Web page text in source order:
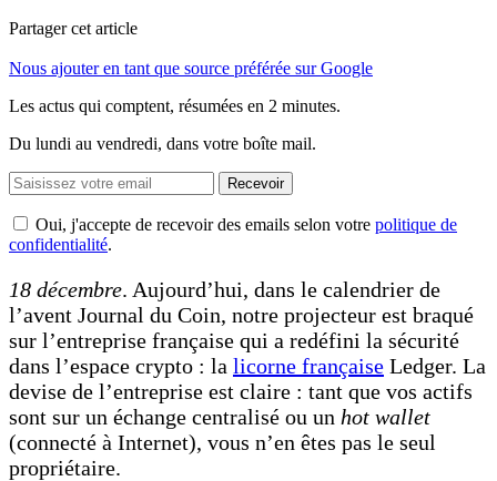
Partager cet article
Nous ajouter en tant que source préférée sur Google
Les actus qui comptent, résumées en 2 minutes.
Du lundi au vendredi, dans votre boîte mail.
Recevoir
Oui, j'accepte de recevoir des emails selon votre politique de
confidentialité.
18 décembre. Aujourd’hui, dans le calendrier de
l’avent Journal du Coin, notre projecteur est braqué
sur l’entreprise française qui a redéfini la sécurité
dans l’espace crypto : la licorne française Ledger. La
devise de l’entreprise est claire : tant que vos actifs
sont sur un échange centralisé ou un hot wallet
(connecté à Internet), vous n’en êtes pas le seul
propriétaire.